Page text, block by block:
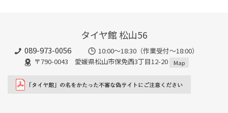
タイヤ館 松山56
089-973-0056
10:00～18:30（作業受付～18:00）
〒790-0043 愛媛県松山市保免西3丁目12-20
Map